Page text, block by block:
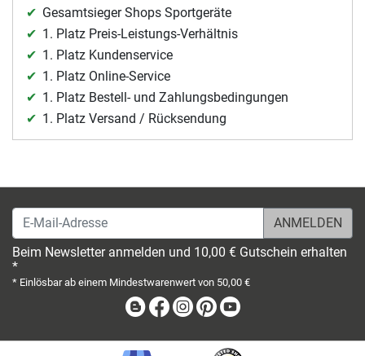
Gesamtsieger Shops Sportgeräte
1. Platz Preis-Leistungs-Verhältnis
1. Platz Kundenservice
1. Platz Online-Service
1. Platz Bestell- und Zahlungsbedingungen
1. Platz Versand / Rücksendung
E-Mail-Adresse
Beim Newsletter anmelden und 10,00 € Gutschein erhalten
*
* Einlösbar ab einem Mindestwarenwert von 50,00 €
BlogFacebook
Instagram
Pinterest